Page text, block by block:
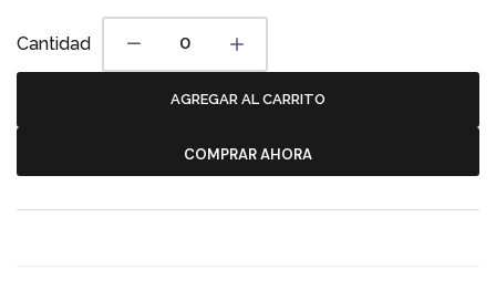
Cantidad
AGREGAR AL CARRITO
COMPRAR AHORA